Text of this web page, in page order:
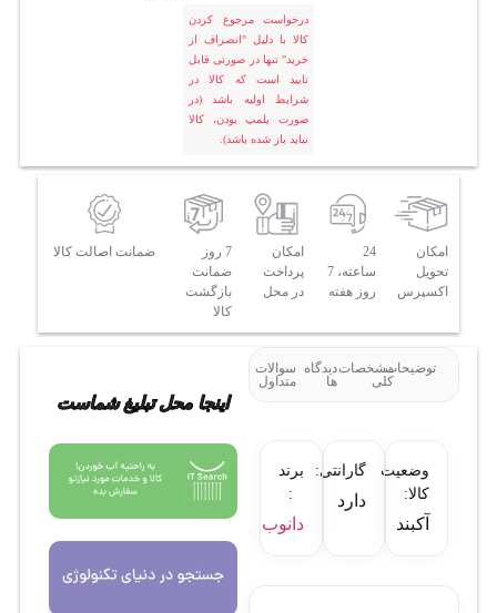
درخواست مرجوع کردن
کالا با دلیل "انصراف از
خرید" تنها در صورتی قابل
تایید است که کالا در
شرایط اولیه باشد (در
صورت پلمپ بودن، کالا
نباید باز شده باشد).
امکان
تحویل
اکسپرس
24
ساعته، 7
روز هفته
امکان
پرداخت
در محل
7 روز
ضمانت
بازگشت
کالا
ضمانت اصالت کالا
توضیحاتمشخصات
کلی
دیدگاه
ها
سوالات
متداول
وضعیت
کالا:
آکبند
گارانتی:
دارد
برند
:
دانوب
اینجا محل تبلیغ شماست